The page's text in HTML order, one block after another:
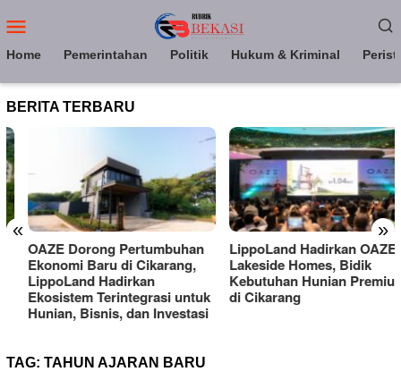
ke
Mobile
Home Pemerintahan Politik Hukum & Kriminal
BERITA TERBARU
« »
OAZE Dorong Pertumbuhan
Ekonomi Baru di Cikarang,
LippoLand Hadirkan
Ekosistem Terintegrasi untuk
Hunian, Bisnis, dan Investasi
LippoLand Hadirkan OAZE
Lakeside Homes, Bidik
Kebutuhan Hunian Premium
di Cikarang
TAG: TAHUN AJARAN BARU